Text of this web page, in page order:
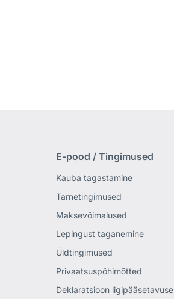
E-pood / Tingimused
Kauba tagastamine
Tarnetingimused
Maksevõimalused
Lepingust taganemine
Üldtingimused
Privaatsuspõhimõtted
Deklaratsioon ligipääsetavuse